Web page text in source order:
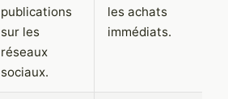
publications
sur les
réseaux
sociaux.
les achats
immédiats.